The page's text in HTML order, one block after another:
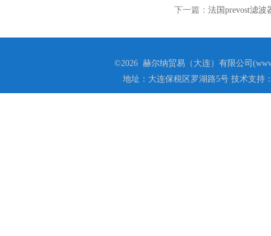
下一篇： 法国prevost滤波
©2026 赫尔纳贸易（大连）有限公司
地址：大连保税区罗湖路5号 技术支持